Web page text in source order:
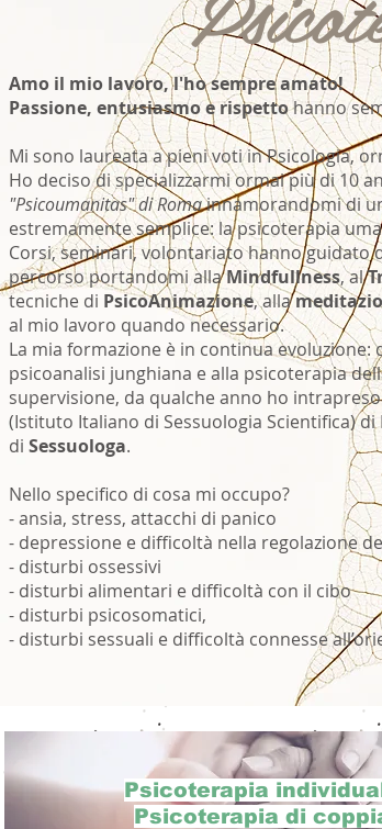
Amo il mio lavoro, l'ho sempre amato!
Passione, entusiasmo e rispettohanno
Mi sono laureata a pieni voti in Psicologia,
Ho deciso di specializzarmi ormai più di 10
"Psicoumanitas" di Romainnamorandomi di
estremamente semplice: la psicoterapia
Corsi, seminari, volontariato hanno guidato
percorso portandomi allaMindfullness, al
tecniche di PsicoAnimazione, alla
al mio lavoro quando necessario.
​La mia formazione è in continua
psicoanalisi junghiana e alla psicoterapia
supervisione, da qualche anno ho
(Istituto Italiano di Sessuologia Scientifica)
di Sessuologa.
Nello specifico di cosa mi occupo?
- ansia, stress, attacchi di panico
- depressione e difficoltà nella regolazione
- disturbi ossessivi
- disturbi alimentari e difficoltà con il cibo
- disturbi psicosomatici,
- disturbi sessuali e difficoltà connesse
Psicoterapia
Psicoterapia di